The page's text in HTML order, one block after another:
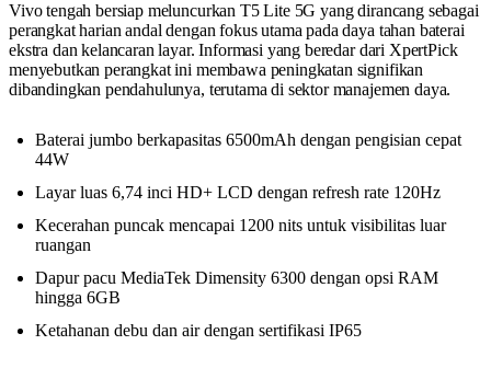
Vivo tengah bersiap meluncurkan T5 Lite 5G yang dirancang sebagai
perangkat harian andal dengan fokus utama pada daya tahan baterai
ekstra dan kelancaran layar. Informasi yang beredar dari XpertPick
menyebutkan perangkat ini membawa peningkatan signifikan
dibandingkan pendahulunya, terutama di sektor manajemen daya.
Baterai jumbo berkapasitas 6500mAh dengan pengisian cepat
44W
Layar luas 6,74 inci HD+ LCD dengan refresh rate 120Hz
Kecerahan puncak mencapai 1200 nits untuk visibilitas luar
ruangan
Dapur pacu MediaTek Dimensity 6300 dengan opsi RAM
hingga 6GB
Ketahanan debu dan air dengan sertifikasi IP65